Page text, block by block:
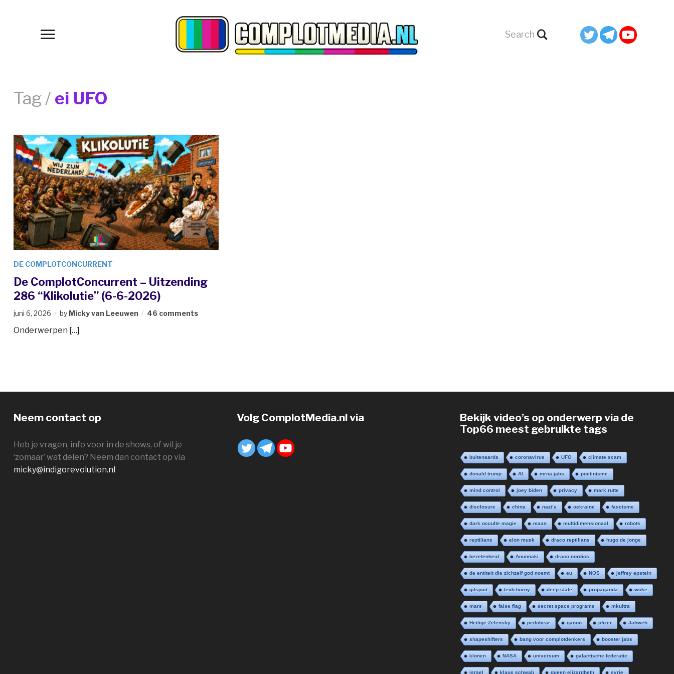
Toggle
Tag / ei UFO
DE COMPLOTCONCURRENT
De ComplotConcurrent – Uitzending
286 “Klikolutie” (6-6-2026)
juni 6, 2026 by Micky van Leeuwen 46 comments
Onderwerpen […]
Neem contact op
Heb je vragen, info voor in de shows, of wil je
‘zomaar’ wat delen? Neem dan contact op via
micky@indigorevolution.nl
Volg ComplotMedia.nl via
Bekijk video’s op onderwerp via de
Top66 meest gebruikte tags
buitenaards coronavirus UFO climate scam
donald trump AI mrna jabs poetinisme
mind control joey biden privacy mark rutte
disclosure china nazi’s oekraine fascisme
dark occulte magie maan multidimensionaal robots
reptilians elon musk draco reptilians hugo de jonge
bezetenheid Anunnaki draco nordics
de entiteit die zichzelf god noemt eu NOS jeffrey epstein
gifspuit tech horny deep state propaganda woke
mars false flag secret space programs mkultra
Heilige Zelensky pedobear qanon pfizer Jahweh
shapeshifters bang voor complotdenkers booster jabs
klonen NASA universum galactische federatie
israel klaus schwab queen elizardbeth syrie